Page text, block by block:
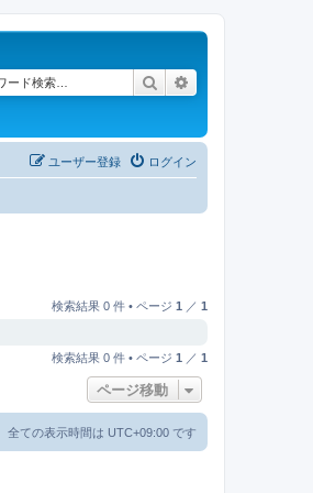
検索
ログイン
ユーザー登録
検索結果 0 件 • ページ 1 ／ 1
検索結果 0 件 • ページ 1 ／ 1
ページ移動
全ての表示時間は UTC+09:00 です